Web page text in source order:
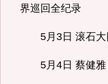
界巡回全纪录
5月3日 滚石大
5月4日 蔡健雅